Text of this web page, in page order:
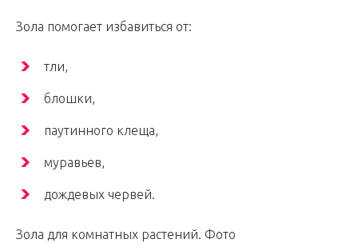
Зола помогает избавиться от:
тли,
блошки,
паутинного клеща,
муравьев,
дождевых червей.
Зола для комнатных растений. Фото